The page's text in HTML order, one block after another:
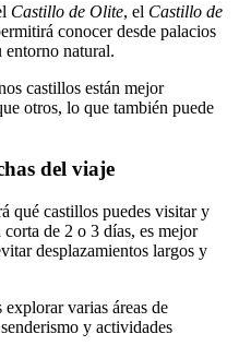
Castillo de Olite, el Castillo de
conocer desde palacios
entorno natural.
castillos están mejor
otros, lo que también puede
del viaje
qué castillos puedes visitar y
de 2 o 3 días, es mejor
desplazamientos largos y
explorar varias áreas de
y actividades